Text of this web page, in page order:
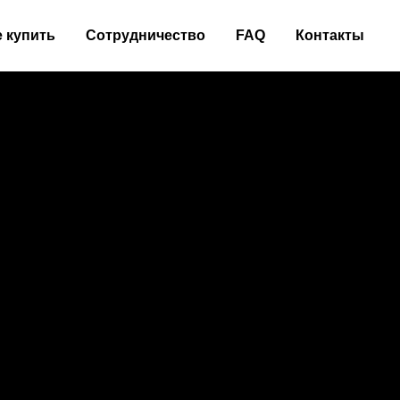
купить Сотрудничество FAQ Контакты